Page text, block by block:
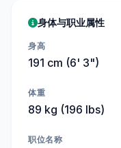
身体与职业属性
身高
191 cm (6' 3")
体重
89 kg (196 lbs)
职位名称